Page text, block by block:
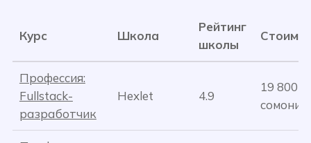
Курс Школа
Рейтинг
школы
Профессия:
Fullstack-
разработчик
Hexlet 4.9
19 800
сомони